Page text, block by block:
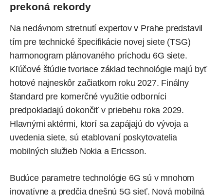
prekoná rekordy
Na nedávnom stretnutí expertov v Prahe predstavil
tím pre technické špecifikácie novej siete (TSG)
harmonogram plánovaného príchodu 6G siete.
Kľúčové štúdie tvoriace základ technológie majú byť
hotové najneskôr začiatkom roku 2027. Finálny
štandard pre komerčné využitie odborníci
predpokladajú dokončiť v priebehu roka 2029.
Hlavnými aktérmi, ktorí sa zapájajú do vývoja a
uvedenia siete, sú etablovaní poskytovatelia
mobilných služieb Nokia a Ericsson.
Budúce parametre technológie 6G sú v mnohom
inovatívne a predčia dnešnú 5G sieť. Nová mobilná